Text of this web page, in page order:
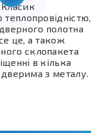
полотна
це, а також
склопакета
в кілька
дверима з металу.